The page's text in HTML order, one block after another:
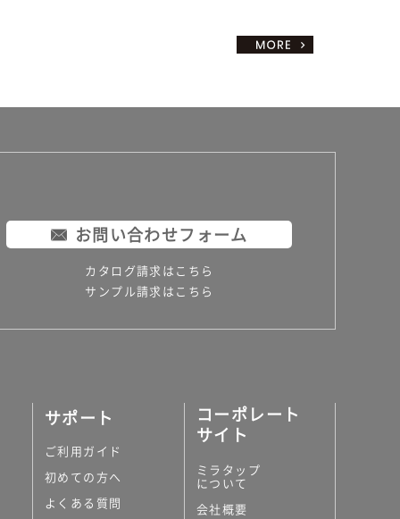
お問い合わせフォーム
カタログ請求はこちら
サンプル請求はこちら
サポート
ご利用ガイド
初めての方へ
よくある質問
コーポレート
サイト
ミラタップ
について
会社概要